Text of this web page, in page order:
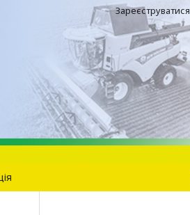
Зареєструватися